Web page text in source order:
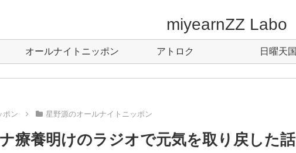
miyearnZZ Labo
オールナイトニッポン アトロク 日曜天国
ポン 星野源のオールナイトニッポン
療養明けのラジオで元気を取り戻した話